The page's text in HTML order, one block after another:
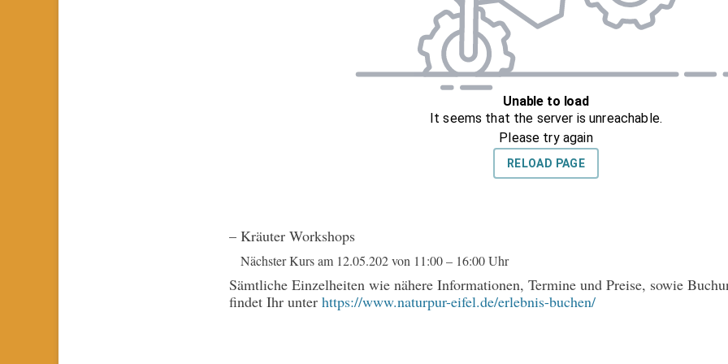
– Kräuter Workshops
Nächster Kurs am 12.05.202 von 11:00 – 16:00 Uhr
Sämtliche Einzelheiten wie nähere Informationen, Termine und Preise, sowie
findet Ihr unter https://www.naturpur-eifel.de/erlebnis-buchen/